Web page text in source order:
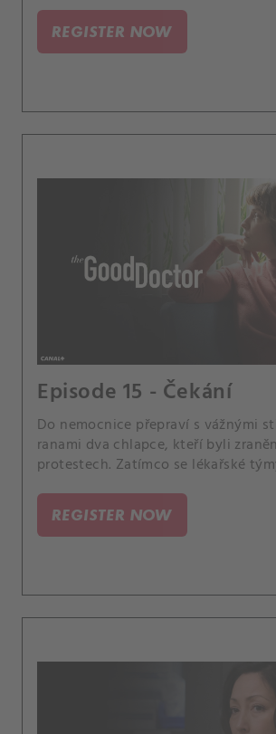
se doktoři objevit příčinu potíží.
REGISTER NOW
Episode 15 - Čekání
Do nemocnice přepraví s vážnými
ranami dva chlapce, kteří byli
protestech. Zatímco se lékařské
čekárně je se dvěma rozdílnými,
matkami i Lea.
REGISTER NOW